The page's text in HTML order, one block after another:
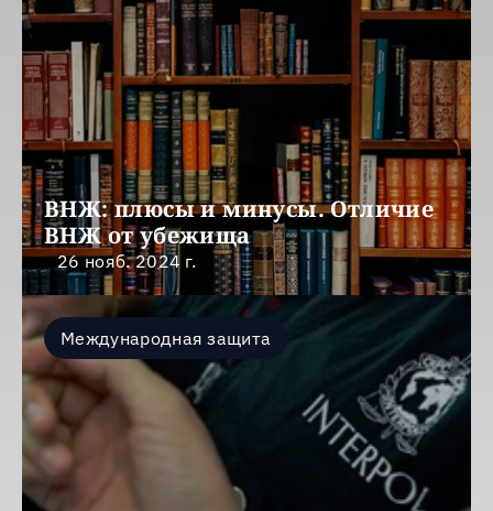
ВНЖ: плюсы и минусы. Отличие
ВНЖ от убежища
26 нояб. 2024 г.
Международная защита